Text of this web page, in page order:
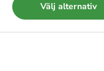
Välj alternativ